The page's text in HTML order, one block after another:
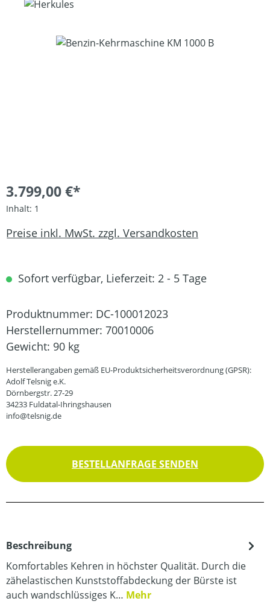
Bildergalerie überspringen
3.799,00 €*
Inhalt: 1
Preise inkl. MwSt. zzgl. Versandkosten
Sofort verfügbar, Lieferzeit: 2 - 5 Tage
Produktnummer: DC-100012023
Herstellernummer: 70010006
Gewicht: 90 kg
Herstellerangaben gemäß EU-Produktsicherheitsverordnung (GPSR):
Adolf Telsnig e.K.
Dörnbergstr. 27-29
34233 Fuldatal-Ihringshausen
info@telsnig.de
BESTELLANFRAGE SENDEN
Beschreibung
Komfortables Kehren in höchster Qualität. Durch die
zähelastischen Kunststoffabdeckung der Bürste ist
auch wandschlüssiges K… Mehr